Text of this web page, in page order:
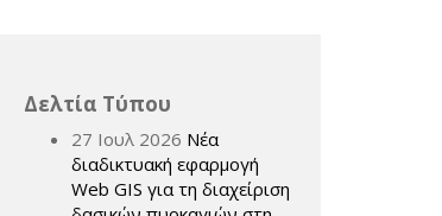
Δελτία Τύπου
27 Ιουλ 2026 Νέα
διαδικτυακή εφαρμογή
Web GIS για τη διαχείριση